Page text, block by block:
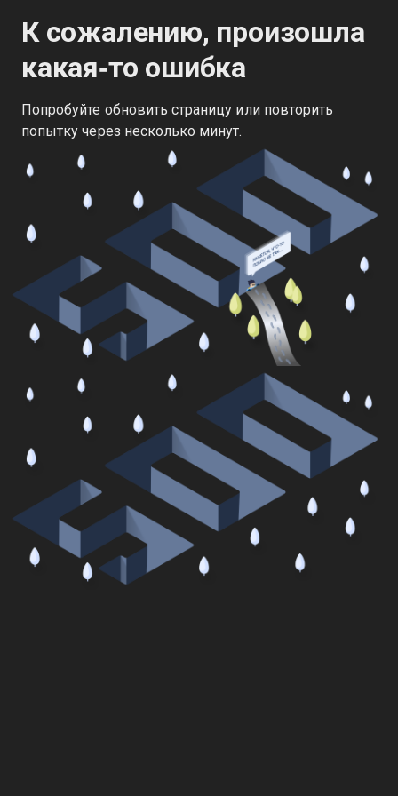
К сожалению, произошла
какая‑то ошибка
Попробуйте обновить страницу или повторить
попытку через несколько минут.